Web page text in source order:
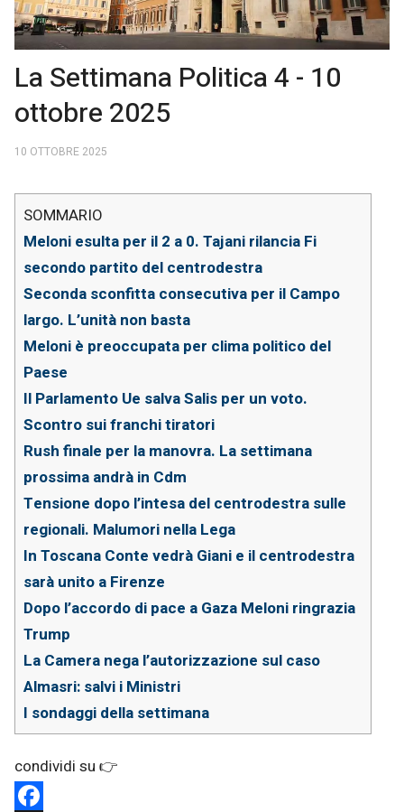
La Settimana Politica 4 - 10
ottobre 2025
10 OTTOBRE 2025
Meloni esulta per il 2 a 0. Tajani rilancia Fi
secondo partito del centrodestra
Seconda sconfitta consecutiva per il Campo
largo. L’unità non basta
Meloni è preoccupata per clima politico del
Paese
Il Parlamento Ue salva Salis per un voto.
Scontro sui franchi tiratori
Rush finale per la manovra. La settimana
prossima andrà in Cdm
Tensione dopo l’intesa del centrodestra sulle
regionali. Malumori nella Lega
In Toscana Conte vedrà Giani e il centrodestra
sarà unito a Firenze
Dopo l’accordo di pace a Gaza Meloni ringrazia
Trump
La Camera nega l’autorizzazione sul caso
Almasri: salvi i Ministri
I sondaggi della settimana